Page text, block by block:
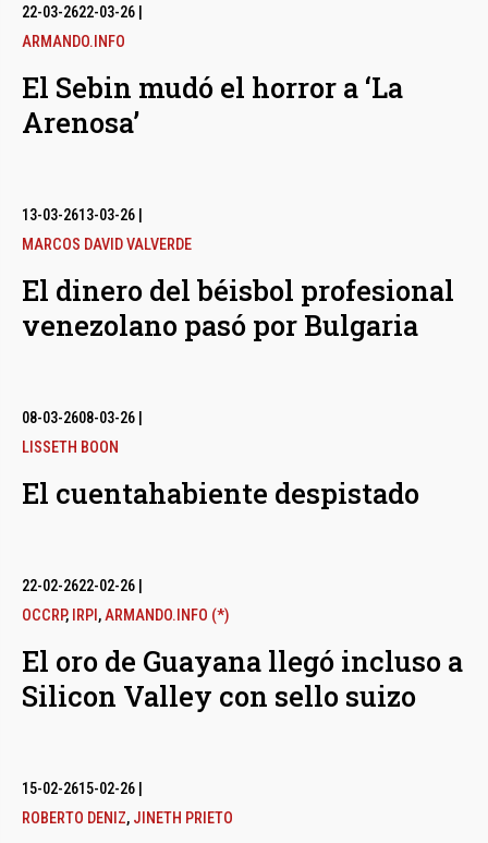
22-03-2622-03-26
ARMANDO.INFO
El Sebin mudó el horror a ‘La
Arenosa’
13-03-2613-03-26
MARCOS DAVID VALVERDE
El dinero del béisbol profesional
venezolano pasó por Bulgaria
08-03-2608-03-26
LISSETH BOON
El cuentahabiente despistado
22-02-2622-02-26
OCCRP, IRPI ,ARMANDO.INFO (*)
El oro de Guayana llegó incluso a
Silicon Valley con sello suizo
15-02-2615-02-26
ROBERTO DENIZ, JINETH PRIETO